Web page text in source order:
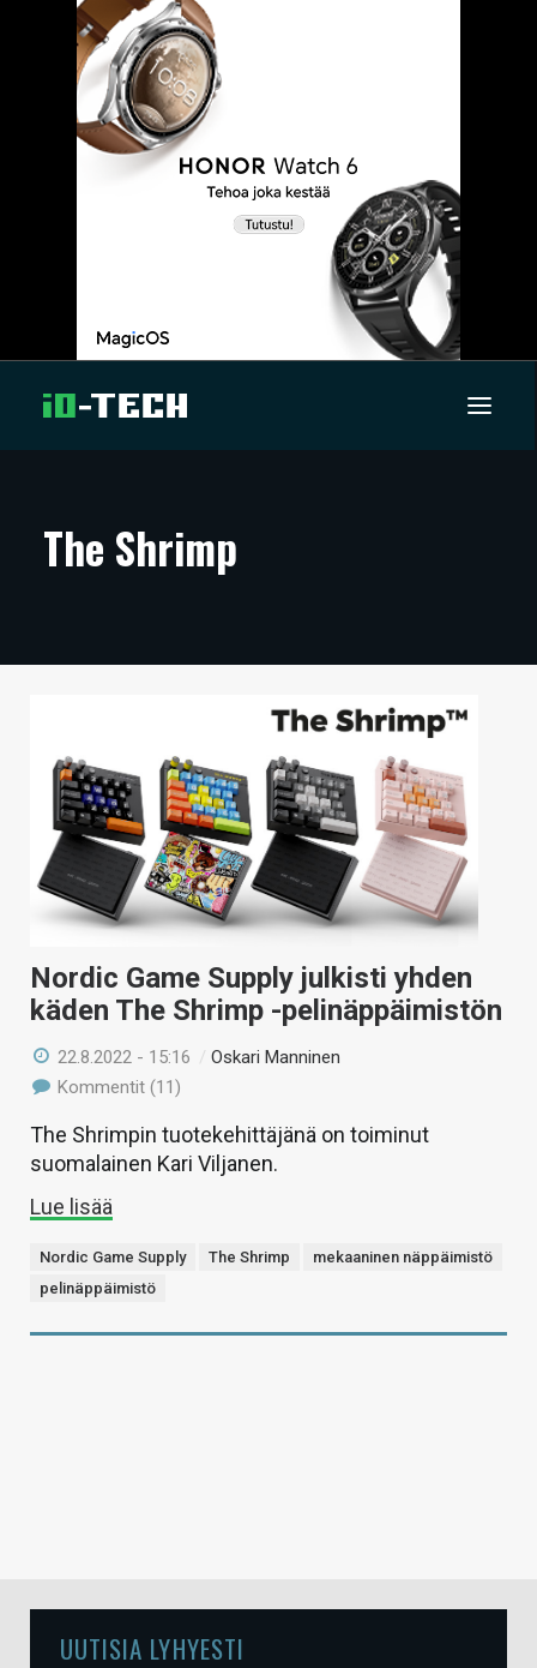
ARTIKKELIT
TECHBBS
HINTA.FI
KAUPPA
VAIHDA TEEMA
HAKU
The Shrimp
Nordic Game Supply julkisti yhden
käden The Shrimp -pelinäppäimistön
22.8.2022 - 15:16 /Oskari Manninen
Kommentit (11)
The Shrimpin tuotekehittäjänä on toiminut
suomalainen Kari Viljanen.
Lue lisää
Nordic Game Supply The Shrimp
mekaaninen näppäimistö
pelinäppäimistö
UUTISIA LYHYESTI